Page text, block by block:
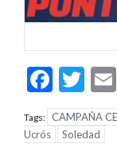
Tags: CAMPAÑA
Ucrós
Soledad